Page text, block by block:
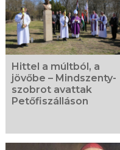
Hittel a múltból, a
jövőbe – Mindszenty-
szobrot avattak
Petőfiszálláson